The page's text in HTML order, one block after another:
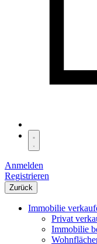
Anmelden
Registrieren
Zurück
Immobilie
Privat
Immobilie